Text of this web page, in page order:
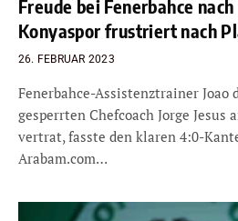
Freude bei Fenerbahce
Konyaspor frustriert nach
26. FEBRUAR 2023
Fenerbahce-Assistenztrainer Joao
gesperrten Chefcoach Jorge Jesus
vertrat, fasste den klaren 4:0-
Arabam.com…